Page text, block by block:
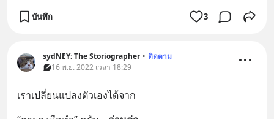
บันทึก 3
sydNEY: The Storiographer • ติดตาม
16 พ.ย. 2022 เวลา 18:29
เราเปลี่ยนแปลงตัวเองได้จาก